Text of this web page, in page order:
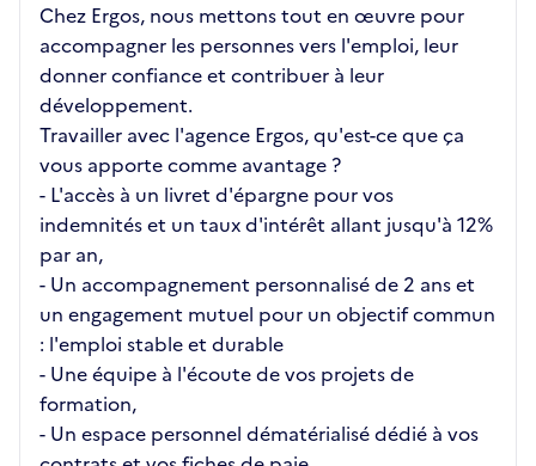
Chez Ergos, nous mettons tout en œuvre pour
accompagner les personnes vers l'emploi, leur
donner confiance et contribuer à leur
développement.
Travailler avec l'agence Ergos, qu'est-ce que ça
vous apporte comme avantage ?
- L'accès à un livret d'épargne pour vos
indemnités et un taux d'intérêt allant jusqu'à 12%
par an,
- Un accompagnement personnalisé de 2 ans et
un engagement mutuel pour un objectif commun
: l'emploi stable et durable
- Une équipe à l'écoute de vos projets de
formation,
- Un espace personnel dématérialisé dédié à vos